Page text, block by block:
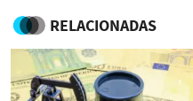
RELACIONADAS